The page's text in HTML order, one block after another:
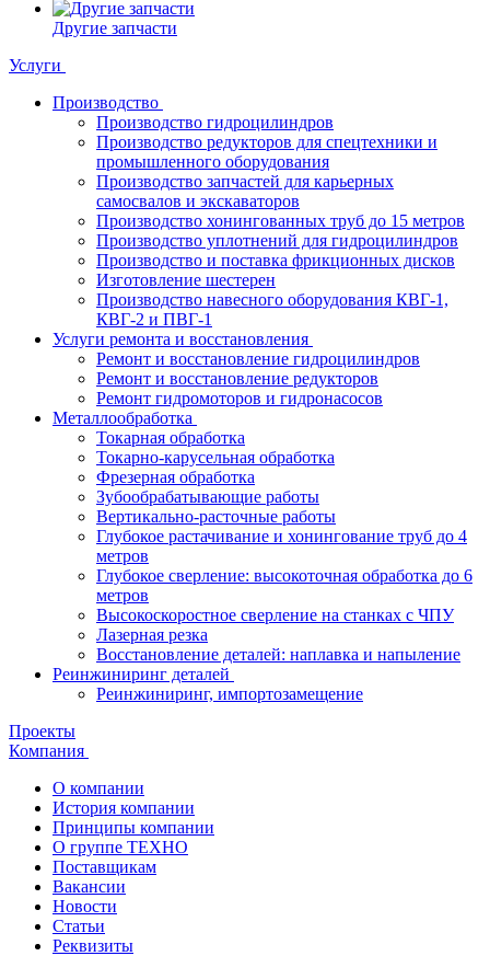
Другие запчасти
Услуги
Производство
Производство гидроцилиндров
Производство редукторов для спецтехники и
промышленного оборудования
Производство запчастей для карьерных
самосвалов и экскаваторов
Производство хонингованных труб до 15 метров
Производство уплотнений для гидроцилиндров
Производство и поставка фрикционных дисков
Изготовление шестерен
Производство навесного оборудования КВГ-1,
КВГ-2 и ПВГ-1
Услуги ремонта и восстановления
Ремонт и восстановление гидроцилиндров
Ремонт и восстановление редукторов
Ремонт гидромоторов и гидронасосов
Металлообработка
Токарная обработка
Токарно-карусельная обработка
Фрезерная обработка
Зубообрабатывающие работы
Вертикально-расточные работы
Глубокое растачивание и хонингование труб до 4
метров
Глубокое сверление: высокоточная обработка до 6
метров
Высокоскоростное сверление на станках с ЧПУ
Лазерная резка
Восстановление деталей: наплавка и напыление
Реинжиниринг деталей
Реинжиниринг, импортозамещение
Проекты
Компания
О компании
История компании
Принципы компании
О группе ТЕХНО
Поставщикам
Вакансии
Новости
Статьи
Реквизиты